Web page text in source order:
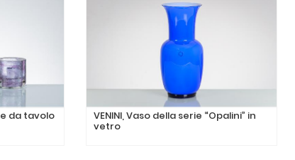
da tavolo VENINI, Vaso della serie “Opalini” in
vetro